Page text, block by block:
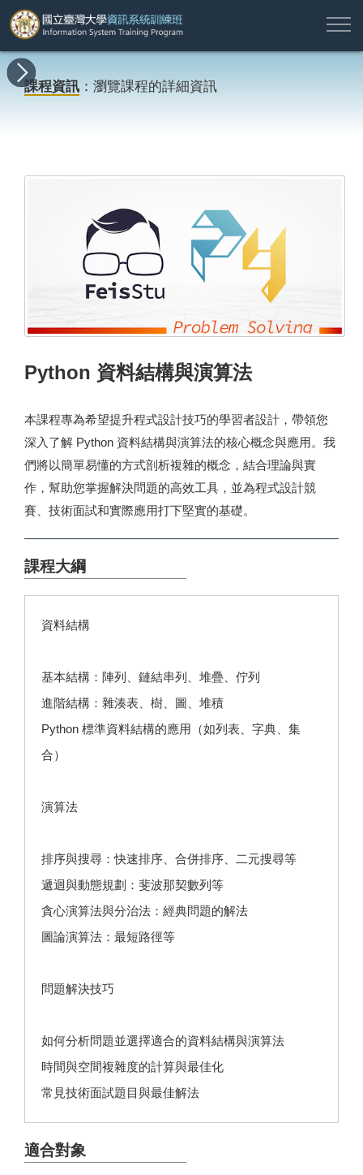
所
有
課
新
消
程
地
資
簡
業
名
名
資
於
本
願
專
註
入
課程資訊 ：瀏覽課程的詳細資訊
Python 資料結構與演算法
本課程專為希望提升程式設計技巧的學習者設計，帶領您
深入了解 Python 資料結構與演算法的核心概念與應用。我
們將以簡單易懂的方式剖析複雜的概念，結合理論與實
作，幫助您掌握解決問題的高效工具，並為程式設計競
賽、技術面試和實際應用打下堅實的基礎。
課程大綱
資料結構
基本結構：陣列、鏈結串列、堆疊、佇列
進階結構：雜湊表、樹、圖、堆積
Python 標準資料結構的應用（如列表、字典、集
合）
演算法
排序與搜尋：快速排序、合併排序、二元搜尋等
遞迴與動態規劃：斐波那契數列等
貪心演算法與分治法：經典問題的解法
圖論演算法：最短路徑等
問題解決技巧
如何分析問題並選擇適合的資料結構與演算法
時間與空間複雜度的計算與最佳化
常見技術面試題目與最佳解法
適合對象